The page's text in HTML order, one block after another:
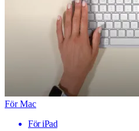
För Mac
För iPad